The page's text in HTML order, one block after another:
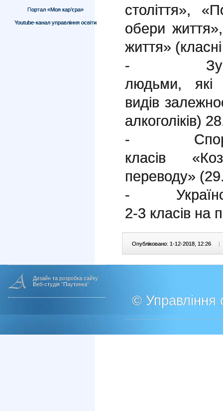
Портал «Моя кар’єра»
Youtube-канал управління освіти
століття»,
обери
життя»
- Зустріч
людьми, які
видів
алкоголіків)
-
класів
переводу»
-
2-3 класів на
Опубліковано: 1-12-2018, 12:26 |
Дизайн та розробка сайту
Веб-студія "Паутинка"
© Управління